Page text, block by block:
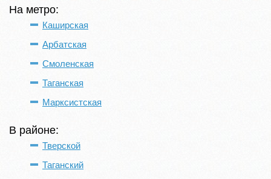
На метро:
Каширская
Арбатская
Смоленская
Таганская
Марксистская
В районе:
Тверской
Таганский